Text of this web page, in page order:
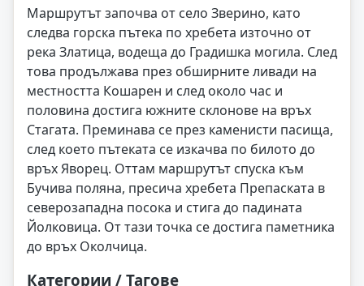
Маршрутът започва от село Зверино, като
следва горска пътека по хребета източно от
река Златица, водеща до Градишка могила. След
това продължава през обширните ливади на
местността Кошарен и след около час и
половина достига южните склонове на връх
Стагата. Преминава се през каменисти пасища,
след което пътеката се изкачва по билото до
връх Яворец. Оттам маршрутът спуска към
Бучива поляна, пресича хребета Препаската в
северозападна посока и стига до падината
Йолковица. От тази точка се достига паметника
до връх Околчица.
Категории / Тагове